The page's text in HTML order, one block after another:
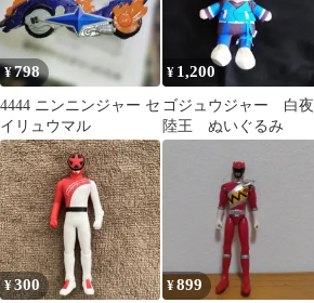
¥798
4444 ニンニンジャー セ
イリュウマル
¥ 1,200
ゴジュウジャー 白夜
陸王 ぬいぐるみ
¥300 ¥899